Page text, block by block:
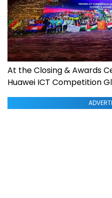
At the Closing & Awards
Huawei ICT Competition